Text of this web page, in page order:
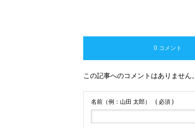
0 コメント
この記事へのコメントはありません。
名前（例：山田 太郎） ( 必須 )